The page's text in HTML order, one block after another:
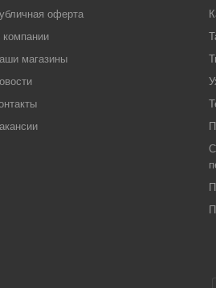
оферта
магазины